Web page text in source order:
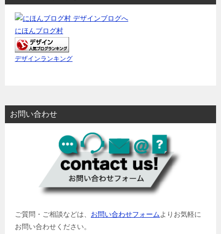
にほんブログ村
デザインランキング
お問い合わせ
ご質問・ご相談などは、 お問い合わせフォームよりお気軽に
お問い合わせください。